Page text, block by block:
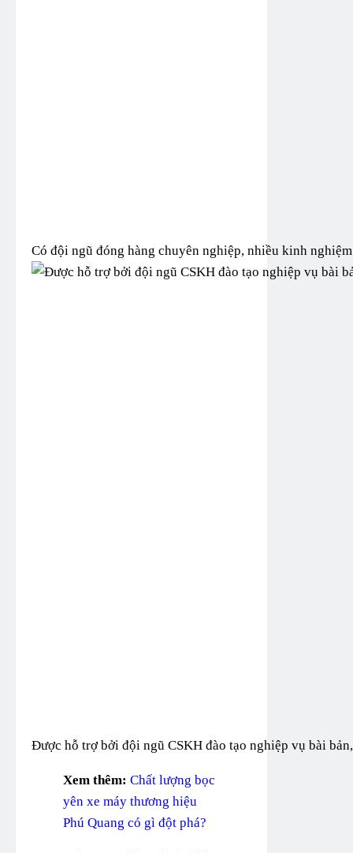
Có đội ngũ đóng hàng chuyên nghiệp, nhiều kinh
Được hỗ trợ bởi đội ngũ CSKH đào tạo nghiệp vụ bài
Xem thêm: Chất lượng bọc
yên xe máy thương hiệu
Phú Quang có gì đột phá?